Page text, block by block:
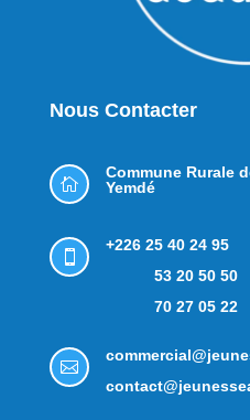
Nous Contacter

Commune Rurale
Yemdé

+226 25 40 24 95
53 20 50 50
70 27 05 22
